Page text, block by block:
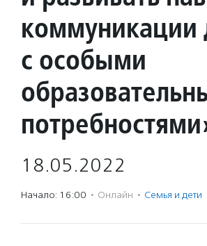
коммуникации
с особыми
18.05.2022
Начало: 16:00 · Онлайн · Семья и дети